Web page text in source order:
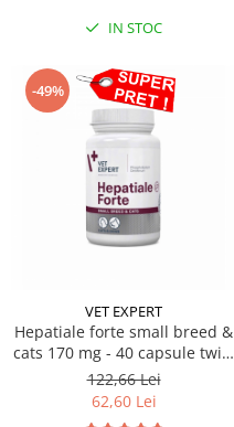
IN STOC
-49%
VET EXPERT
Hepatiale forte small breed &
cats 170 mg - 40 capsule twist
off
122,66 Lei
62,60 Lei